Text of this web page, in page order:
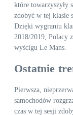
które towarzyszyły
zdobyć w tej klasie
Dzięki wygraniu
2018/2019, Polacy
wyścigu Le Mans.
Ostatnie
Pierwsza,
samochodów
czas w tej sesji